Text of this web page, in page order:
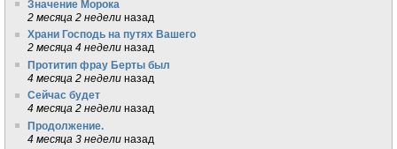
Значение Морока
2 месяца 2 недели назад
Храни Господь на путях Вашего
2 месяца 4 недели назад
Протитип фрау Берты был
4 месяца 2 недели назад
Сейчас будет
4 месяца 2 недели назад
Продолжение.
4 месяца 3 недели назад